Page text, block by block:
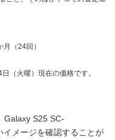
（24回）
（火曜）現在の価格です。
Galaxy S25 SC-
メージを確認することが